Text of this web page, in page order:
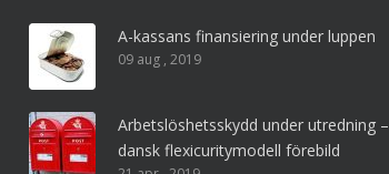
A-kassans finansiering under luppen
09 aug , 2019
Arbetslöshetsskydd under utredning –
dansk flexicuritymodell förebild